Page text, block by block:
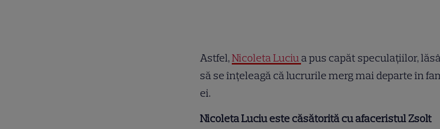
Astfel,Nicoleta Luciua pus capăt speculațiilor,
să se înțeleagă că lucrurile merg mai departe în
ei.
Nicoleta Luciu este căsătorită cu afaceristul Zsolt